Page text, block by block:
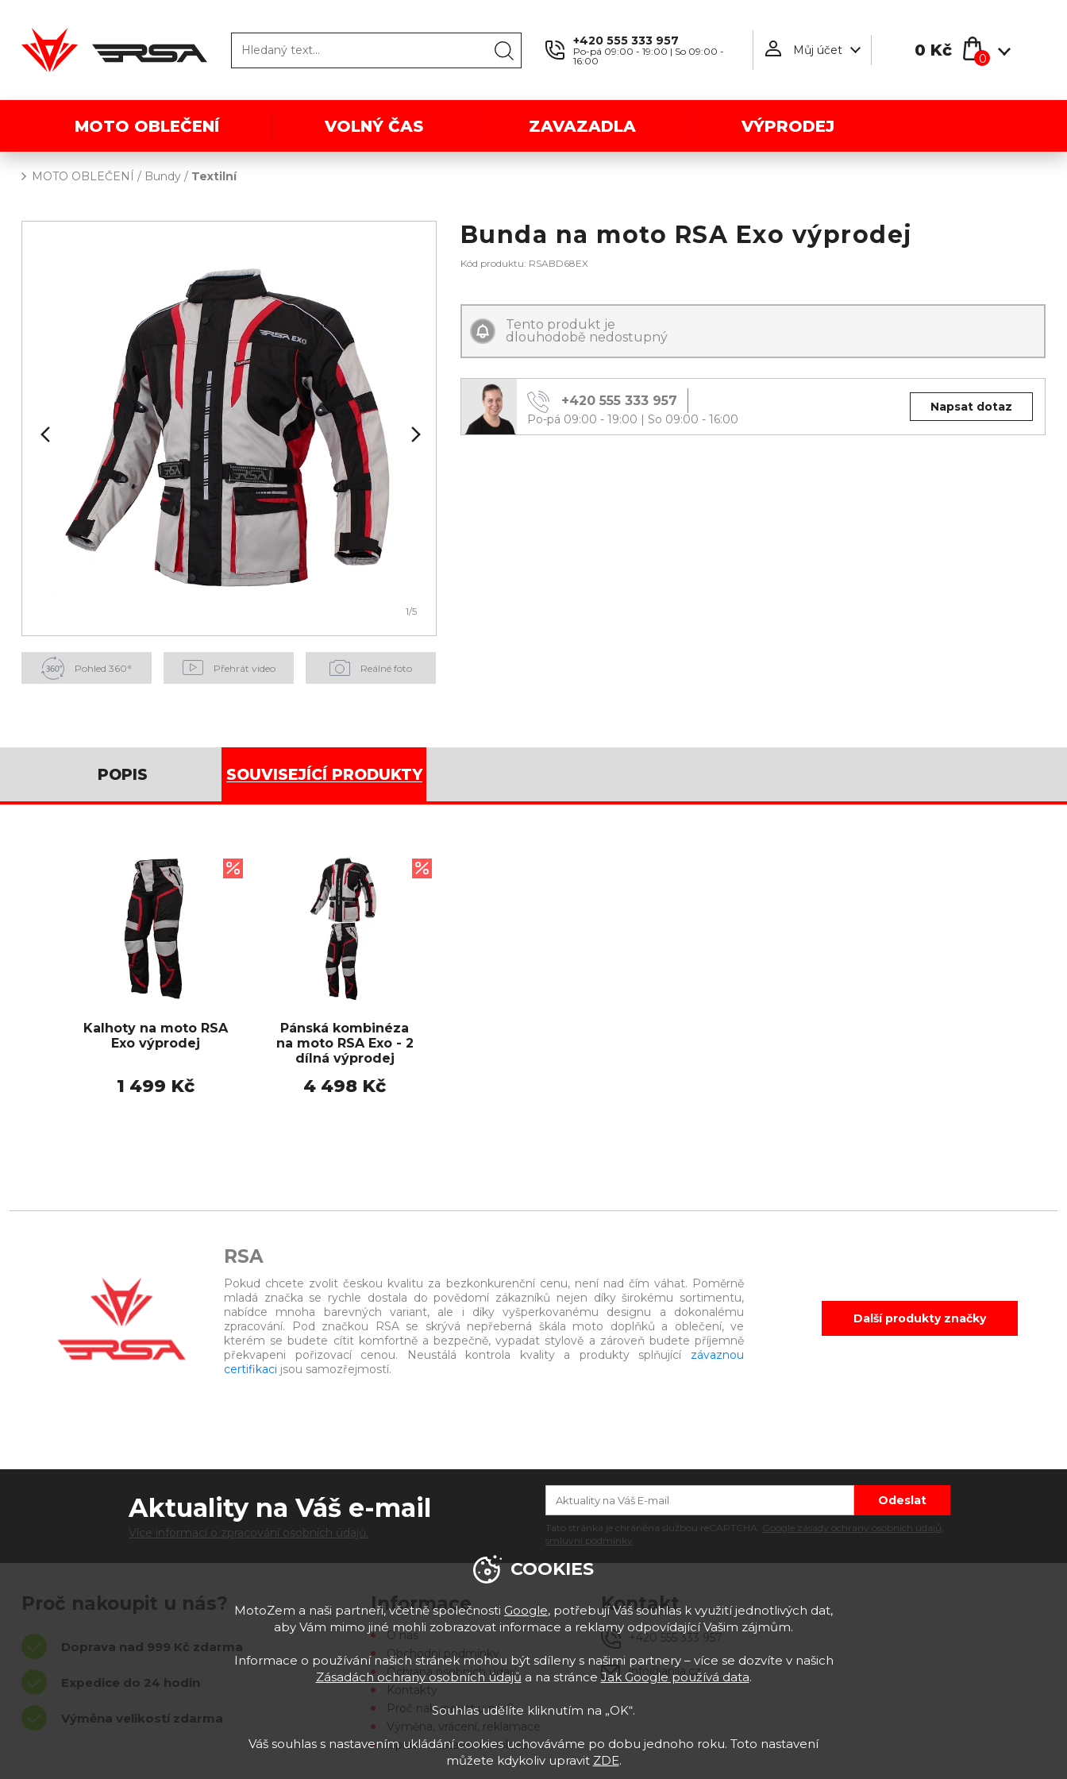
+420 555 333 957
Po-pá 09:00 - 19:00 | So 09:00 -
16:00
Můj účet 0 Kč 0
MOTO OBLEČENÍ VOLNÝ ČAS ZAVAZADLA VÝPRODEJ
MOTO OBLEČENÍ / Bundy / Textilní
Bunda na moto RSA Exo výprodej
Kód produktu: RSABD68EX
1/5
Pohled 360° Přehrát video Reálné foto
Tento produkt je
dlouhodobě nedostupný
+420 555 333 957
Po-pá 09:00 - 19:00 | So 09:00 - 16:00
Napsat dotaz
POPIS SOUVISEJÍCÍ PRODUKTY
Kalhoty na moto RSA
Exo výprodej
1 499 Kč
Pánská kombinéza
na moto RSA Exo - 2
dílná výprodej
4 498 Kč
RSA
Pokud chcete zvolit českou kvalitu za bezkonkurenční cenu, není nad čím váhat. Poměrně
mladá značka se rychle dostala do povědomí zákazníků nejen díky širokému sortimentu,
nabídce mnoha barevných variant, ale i díky vyšperkovanému designu a dokonalému
zpracování. Pod značkou RSA se skrývá nepřeberná škála moto doplňků a oblečení, ve
kterém se budete cítit komfortně a bezpečně, vypadat stylově a zároveň budete příjemně
překvapeni pořizovací cenou. Neustálá kontrola kvality a produkty splňující závaznou
certifikaci jsou samozřejmostí.
Další produkty značky
Aktuality na Váš e-mail
Více informací o zpracování osobních údajů. Tato stránka je chráněna službou reCAPTCHA. Google zásady ochrany osobních údajů
smluvní podmínky
Proč nakoupit u nás?
Doprava nad 999 Kč zdarma
Expedice do 24 hodin
Výměna velikostí zdarma
Informace
O nás
Obchodní podmínky
Ochrana osobních údajů
Kontakty
Proč nakupovat u nás?
Výměna, vrácení, reklamace
Upravit nastavení cookies
Kontakt
+420 555 333 957
info@anila.cz
COOKIES
MotoZem a naši partneři, včetně společnosti Google, potřebují Váš souhlas k využití jednotlivých dat,
aby Vám mimo jiné mohli zobrazovat informace a reklamy odpovídající Vašim zájmům.
Informace o používání našich stránek mohou být sdíleny s našimi partnery – více se dozvíte v našich
Zásadách ochrany osobních údajů a na stránce Jak Google používá data.
Souhlas udělíte kliknutím na „OK“.
Váš souhlas s nastavením ukládání cookies uchováváme po dobu jednoho roku. Toto nastavení
můžete kdykoliv upravit ZDE.